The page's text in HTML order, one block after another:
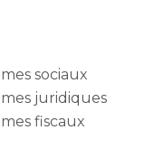
sociaux
juridiques
fiscaux